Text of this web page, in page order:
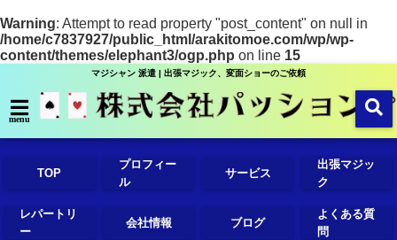
Warning: Attempt to read property "post_content" on null in
/home/c7837927/public_html/arakitomoe.com/wp/wp-
content/themes/elephant3/ogp.php on line 15
マジシャン 派遣 | 出張マジック、変面ショーのご依頼
menu
TOP
プロフィー
ル
サービス
出張マジッ
ク
レパートリ
ー
会社情報 ブログ
よくある質
問